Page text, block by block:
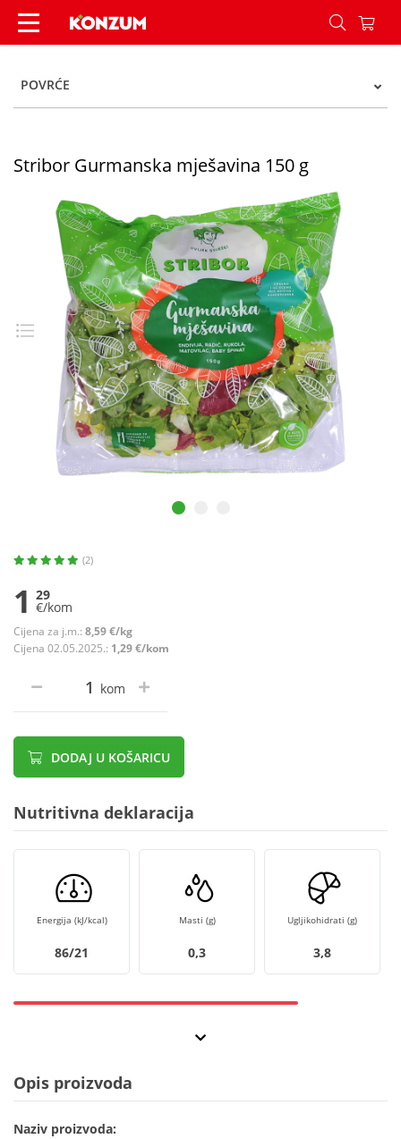
Stribor Gurmanska mješavina 150 g - Konzum
POVRĆE
Stribor Gurmanska mješavina 150 g
(2)
1 29
€/kom
Cijena za j.m.: 8,59 €/kg
Cijena 02.05.2025.: 1,29 €/kom
kom
DODAJ U KOŠARICU
Nutritivna deklaracija
Energija (kJ/kcal)
86/21
Masti (g)
0,3
Ugljikohidrati (g)
3,8
Opis proizvoda
Naziv proizvoda: